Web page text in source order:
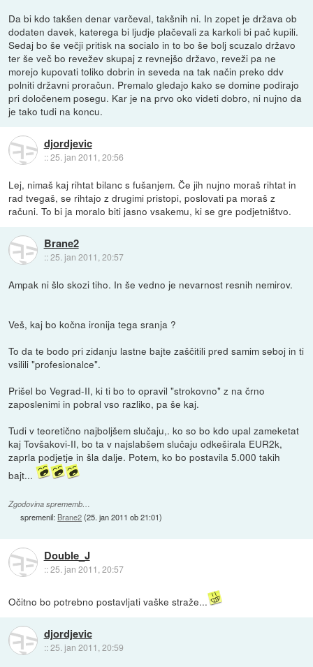
Da bi kdo takšen denar varčeval, takšnih ni. In zopet je država ob
dodaten davek, katerega bi ljudje plačevali za karkoli bi pač kupili.
Sedaj bo še večji pritisk na socialo in to bo še bolj scuzalo državo
ter še več bo revežev skupaj z revnejšo državo, reveži pa ne
morejo kupovati toliko dobrin in seveda na tak način preko ddv
polniti državni proračun. Premalo gledajo kako se domine podirajo
pri določenem posegu. Kar je na prvo oko videti dobro, ni nujno da
je tako tudi na koncu.
djordjevic
::25. jan 2011, 20:56
Lej, nimaš kaj rihtat bilanc s fušanjem. Če jih nujno moraš rihtat in
rad tvegaš, se rihtajo z drugimi pristopi, poslovati pa moraš z
računi. To bi ja moralo biti jasno vsakemu, ki se gre podjetništvo.
Brane2
::25. jan 2011, 20:57
Ampak ni šlo skozi tiho. In še vedno je nevarnost resnih nemirov.
Veš, kaj bo kočna ironija tega sranja ?
To da te bodo pri zidanju lastne bajte zaščitili pred samim seboj in ti
vsilili "profesionalce".
Prišel bo Vegrad-II, ki ti bo to opravil "strokovno" z na črno
zaposlenimi in pobral vso razliko, pa še kaj.
Tudi v teoretično najboljšem slučaju,. ko so bo kdo upal zameketat
kaj Tovšakovi-II, bo ta v najslabšem slučaju odkeširala EUR2k,
zaprla podjetje in šla dalje. Potem, ko bo postavila 5.000 takih
bajt...
Zgodovina sprememb…
spremenil: Brane2(25. jan 2011 ob 21:01)
Double_J
::25. jan 2011, 20:57
Očitno bo potrebno postavljati vaške straže...
djordjevic
::25. jan 2011, 20:59